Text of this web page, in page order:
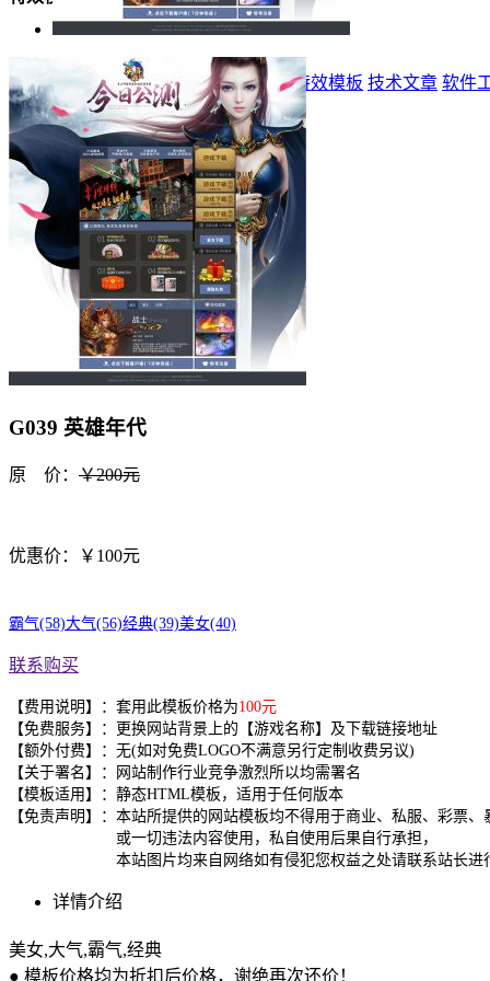
首页 标志 登录器 网站模板 精品模板 特效模板 技术文章 软件
G039 英雄年代
原 价： ￥200元
优惠价：￥100元
霸气(58)大气(56)经典(39)美女(40)
联系购买
【费用说明】：套用此模板价格为100元
【免费服务】：更换网站背景上的【游戏名称】及下载链接地址
【额外付费】：无(如对免费LOGO不满意另行定制收费另议)
【关于署名】：网站制作行业竞争激烈所以均需署名
【模板适用】：静态HTML模板，适用于任何版本
【免责声明】：本站所提供的网站模板均不得用于商业、私服、彩票、
或一切违法内容使用，私自使用后果自行承担，
本站图片均来自网络如有侵犯您权益之处请联系站长进行
详情介绍
美女,大气,霸气,经典
● 模板价格均为折扣后价格，谢绝再次还价！